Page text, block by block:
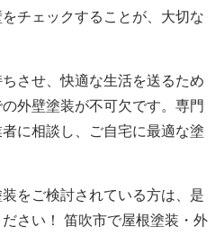
チェックすることが、大切な
させ、快適な生活を送るため
外壁塗装が不可欠です。専門
に相談し、ご自宅に最適な塗
をご検討されている方は、是
さい！ 笛吹市で屋根塗装・外